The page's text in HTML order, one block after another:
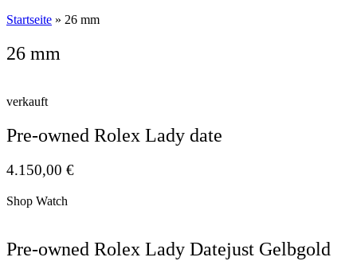
Startseite » 26 mm
26 mm
verkauft
Pre-owned Rolex Lady date
4.150,00 €
Shop Watch
Pre-owned Rolex Lady Datejust Gelbgold